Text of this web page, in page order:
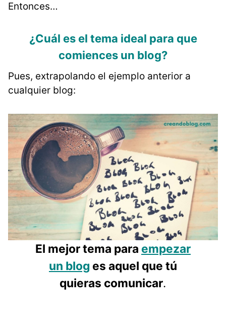
Entonces…
¿Cuál es el tema ideal para que
comiences un blog?
Pues, extrapolando el ejemplo anterior a
cualquier blog:
El mejor tema para empezar
un blog es aquel que tú
quieras comunicar.